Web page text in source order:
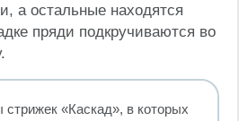
а остальные находятся
пряди подкручиваются во
стрижек «Каскад», в которых